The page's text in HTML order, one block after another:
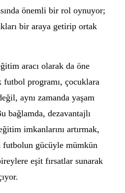
önemli bir rol oynuyor;
bir araya getirip ortak
aracı olarak da öne
futbol programı, çocuklara
aynı zamanda yaşam
bağlamda, dezavantajlı
imkanlarını artırmak,
futbolun gücüyle mümkün
eşit fırsatlar sunarak